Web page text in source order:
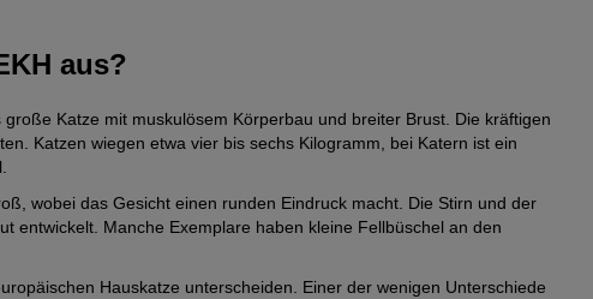
aus?
Katze mit muskulösem Körperbau und breiter Brust. Die kräftigen
Katzen wiegen etwa vier bis sechs Kilogramm, bei Katern ist ein
wobei das Gesicht einen runden Eindruck macht. Die Stirn und der
entwickelt. Manche Exemplare haben kleine Fellbüschel an den
Hauskatze unterscheiden. Einer der wenigen Unterschiede